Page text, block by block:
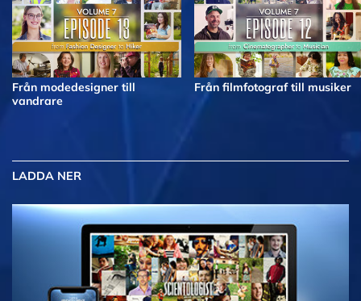
Från modedesigner till
vandrare
Från filmfotograf till musiker
LADDA NER